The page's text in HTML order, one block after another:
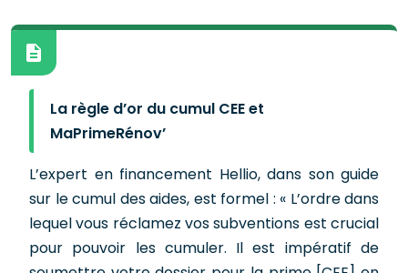
La règle d’or du cumul CEE et
MaPrimeRénov’
L’expert en financement Hellio, dans son guide
sur le cumul des aides, est formel : « L’ordre dans
lequel vous réclamez vos subventions est crucial
pour pouvoir les cumuler. Il est impératif de